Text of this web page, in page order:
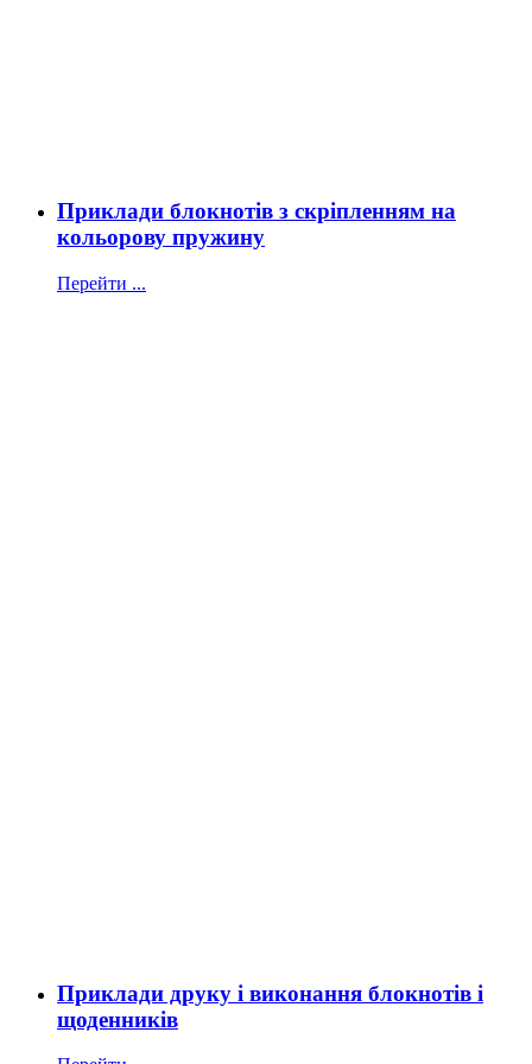
Приклади блокнотів з скріпленням на
кольорову пружину
Перейти ...
Приклади друку і виконання блокнотів і
щоденників